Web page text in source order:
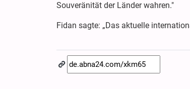
Souveränität der Länder wahren."
Fidan sagte: „Das aktuelle